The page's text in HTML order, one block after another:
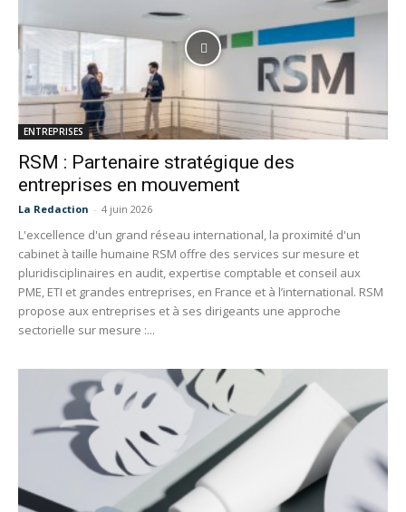
ENTREPRISES
RSM : Partenaire stratégique des
entreprises en mouvement
La Redaction - 4 juin 2026
L'excellence d'un grand réseau international, la proximité d'un
cabinet à taille humaine RSM offre des services sur mesure et
pluridisciplinaires en audit, expertise comptable et conseil aux
PME, ETI et grandes entreprises, en France et à l’international. RSM
propose aux entreprises et à ses dirigeants une approche
sectorielle sur mesure :...